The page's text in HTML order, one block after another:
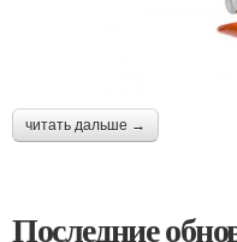
читать дальше →
Последние